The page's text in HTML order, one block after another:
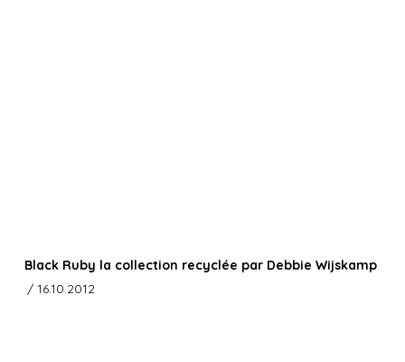
Black Ruby la collection recyclée par Debbie Wijskamp
/ 16.10.2012